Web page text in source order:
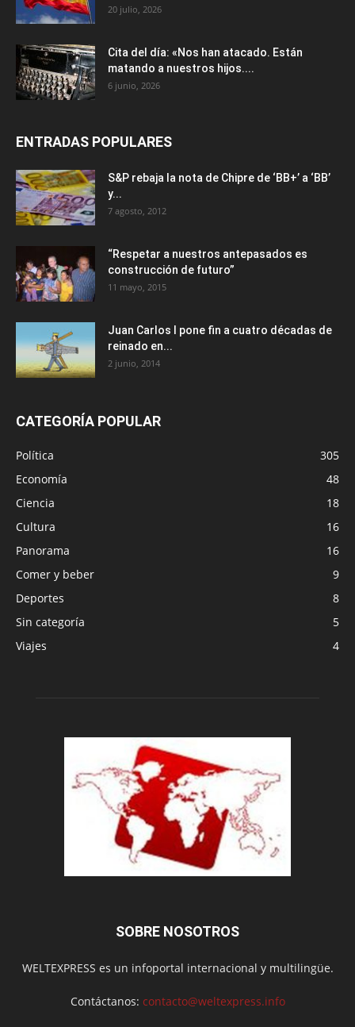
20 julio, 2026
Cita del día: «Nos han atacado. Están
matando a nuestros hijos....
6 junio, 2026
ENTRADAS POPULARES
S&P rebaja la nota de Chipre de ‘BB+’ a ‘ВВ’
y...
7 agosto, 2012
“Respetar a nuestros antepasados es
construcción de futuro”
11 mayo, 2015
Juan Carlos I pone fin a cuatro décadas de
reinado en...
2 junio, 2014
CATEGORÍA POPULAR
Política
305
Economía
48
Ciencia
18
Cultura
16
Panorama
16
Comer y beber
9
Deportes
8
Sin categoría
5
Viajes
4
SOBRE NOSOTROS
WELTEXPRESS es un infoportal internacional y multilingüe.
Contáctanos: contacto@weltexpress.info